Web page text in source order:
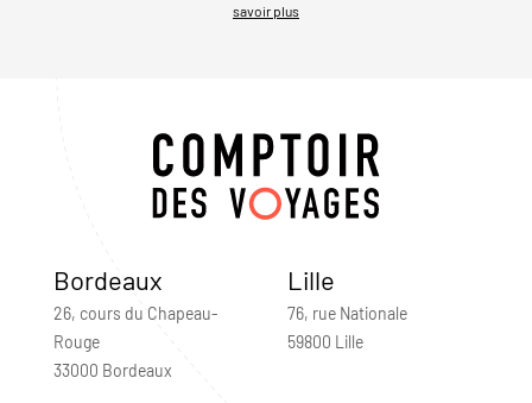
savoir plus
Bordeaux
26, cours du Chapeau-
Rouge
33000 Bordeaux
Lille
76, rue Nationale
59800 Lille